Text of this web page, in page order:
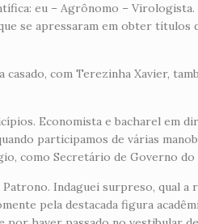
eu – Agrônomo – Virologista.
se apressaram em obter títulos
com Terezinha Xavier,
Economista e bacharel em
participamos de várias
como Secretário de Governo do
Indaguei surpreso, qual a
pela destacada figura